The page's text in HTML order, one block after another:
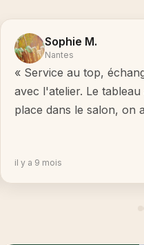
Sophie M.
Nantes
« Service au top,
avec l'atelier. Le
place dans le salon, on
il y a 9 mois